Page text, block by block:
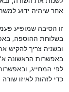
אחר שיהיה ידוע
זו הסיבה שמופיע
בשלוחת ההוספה,
ובשניה צריך להקיש
באפשרות הראשונה
לפי המחייג,
כדי לזהות לאיזו שורה